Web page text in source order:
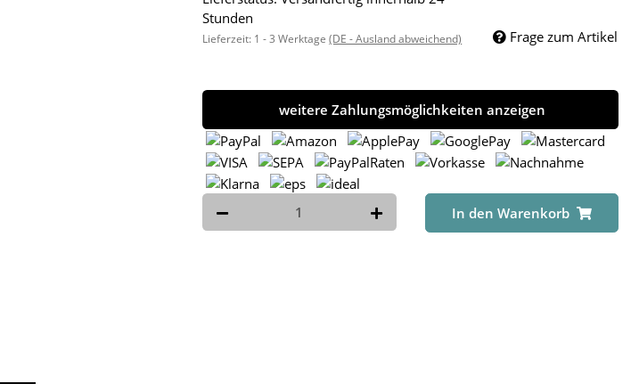
Stunden
Lieferzeit: 1 - 3 Werktage(DE - Ausland abweichend) Frage zum Artikel
weitere Zahlungsmöglichkeiten anzeigen
In den Warenkorb